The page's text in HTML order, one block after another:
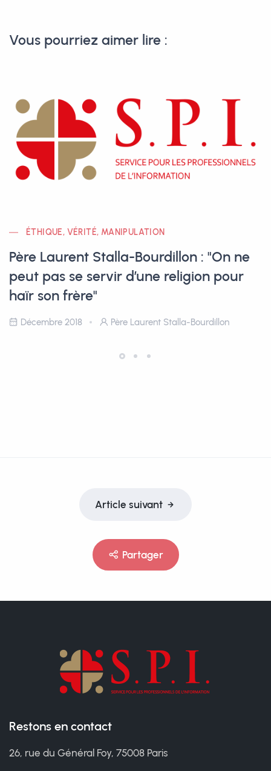
Vous pourriez aimer lire :
ÉTHIQUE, VÉRITÉ, MANIPULATION
Père Laurent Stalla-Bourdillon : "On ne
peut pas se servir d’une religion pour
haïr son frère"
Décembre 2018 Père Laurent Stalla-Bourdillon
Article suivant
Partager
Restons en contact
26, rue du Général Foy, 75008 Paris